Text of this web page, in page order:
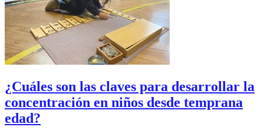
¿Cuáles son las claves para desarrollar la
concentración en niños desde temprana
edad?